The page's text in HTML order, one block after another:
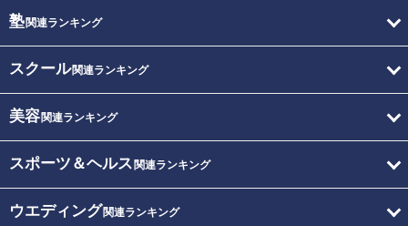
塾関連ランキング
スクール関連ランキング
美容関連ランキング
スポーツ＆ヘルス 関連ランキング
ウエディング関連ランキング